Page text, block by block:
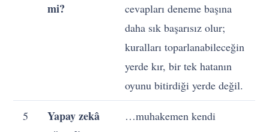
mi?
cevapları deneme başına
daha sık başarısız olur;
kuralları toparlanabileceğin
yerde kır, bir tek hatanın
oyunu bitirdiği yerde değil.
5
Yapay zekâ
…muhakemen kendi